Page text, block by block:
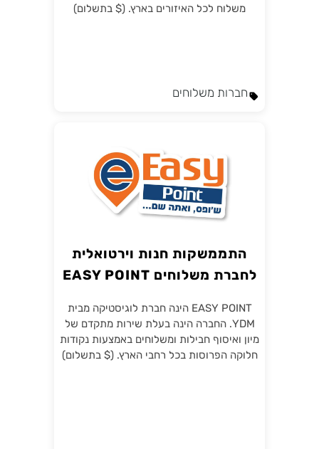
משלוח לכל האיזורים בארץ. ($ בתשלום)
חברות משלוחים
התממשקות חנות וירטואלית
לחברת משלוחים EASY POINT
EASY POINT הינה חברת לוגיסטיקה מבית
YDM. החברה הינה בעלת שירות מתקדם של
מיון ואיסוף חבילות ומשלוחים באמצעות נקודות
חלוקה הפרוסות בכל רחבי הארץ. ($ בתשלום)